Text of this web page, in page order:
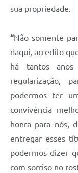
sua propriedade.
“Não somente
daqui, acredito
há tantos
regularização,
podermos ter
convivência
honra para nós,
entregar esses
podermos dizer
com sorriso no